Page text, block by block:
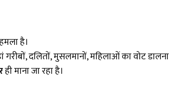
है।
दलितों, मुसलमानों, महिलाओं का वोट डालना
ही माना जा रहा है।